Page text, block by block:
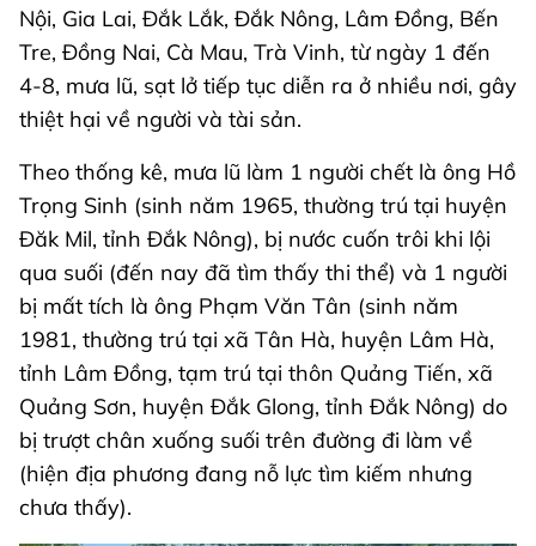
Nội, Gia Lai, Đắk Lắk, Đắk Nông, Lâm Đồng, Bến
Tre, Đồng Nai, Cà Mau, Trà Vinh, từ ngày 1 đến
4-8, mưa lũ, sạt lở tiếp tục diễn ra ở nhiều nơi, gây
thiệt hại về người và tài sản.
Theo thống kê, mưa lũ làm 1 người chết là ông Hồ
Trọng Sinh (sinh năm 1965, thường trú tại huyện
Đăk Mil, tỉnh Đắk Nông), bị nước cuốn trôi khi lội
qua suối (đến nay đã tìm thấy thi thể) và 1 người
bị mất tích là ông Phạm Văn Tân (sinh năm
1981, thường trú tại xã Tân Hà, huyện Lâm Hà,
tỉnh Lâm Đồng, tạm trú tại thôn Quảng Tiến, xã
Quảng Sơn, huyện Đắk Glong, tỉnh Đắk Nông) do
bị trượt chân xuống suối trên đường đi làm về
(hiện địa phương đang nỗ lực tìm kiếm nhưng
chưa thấy).